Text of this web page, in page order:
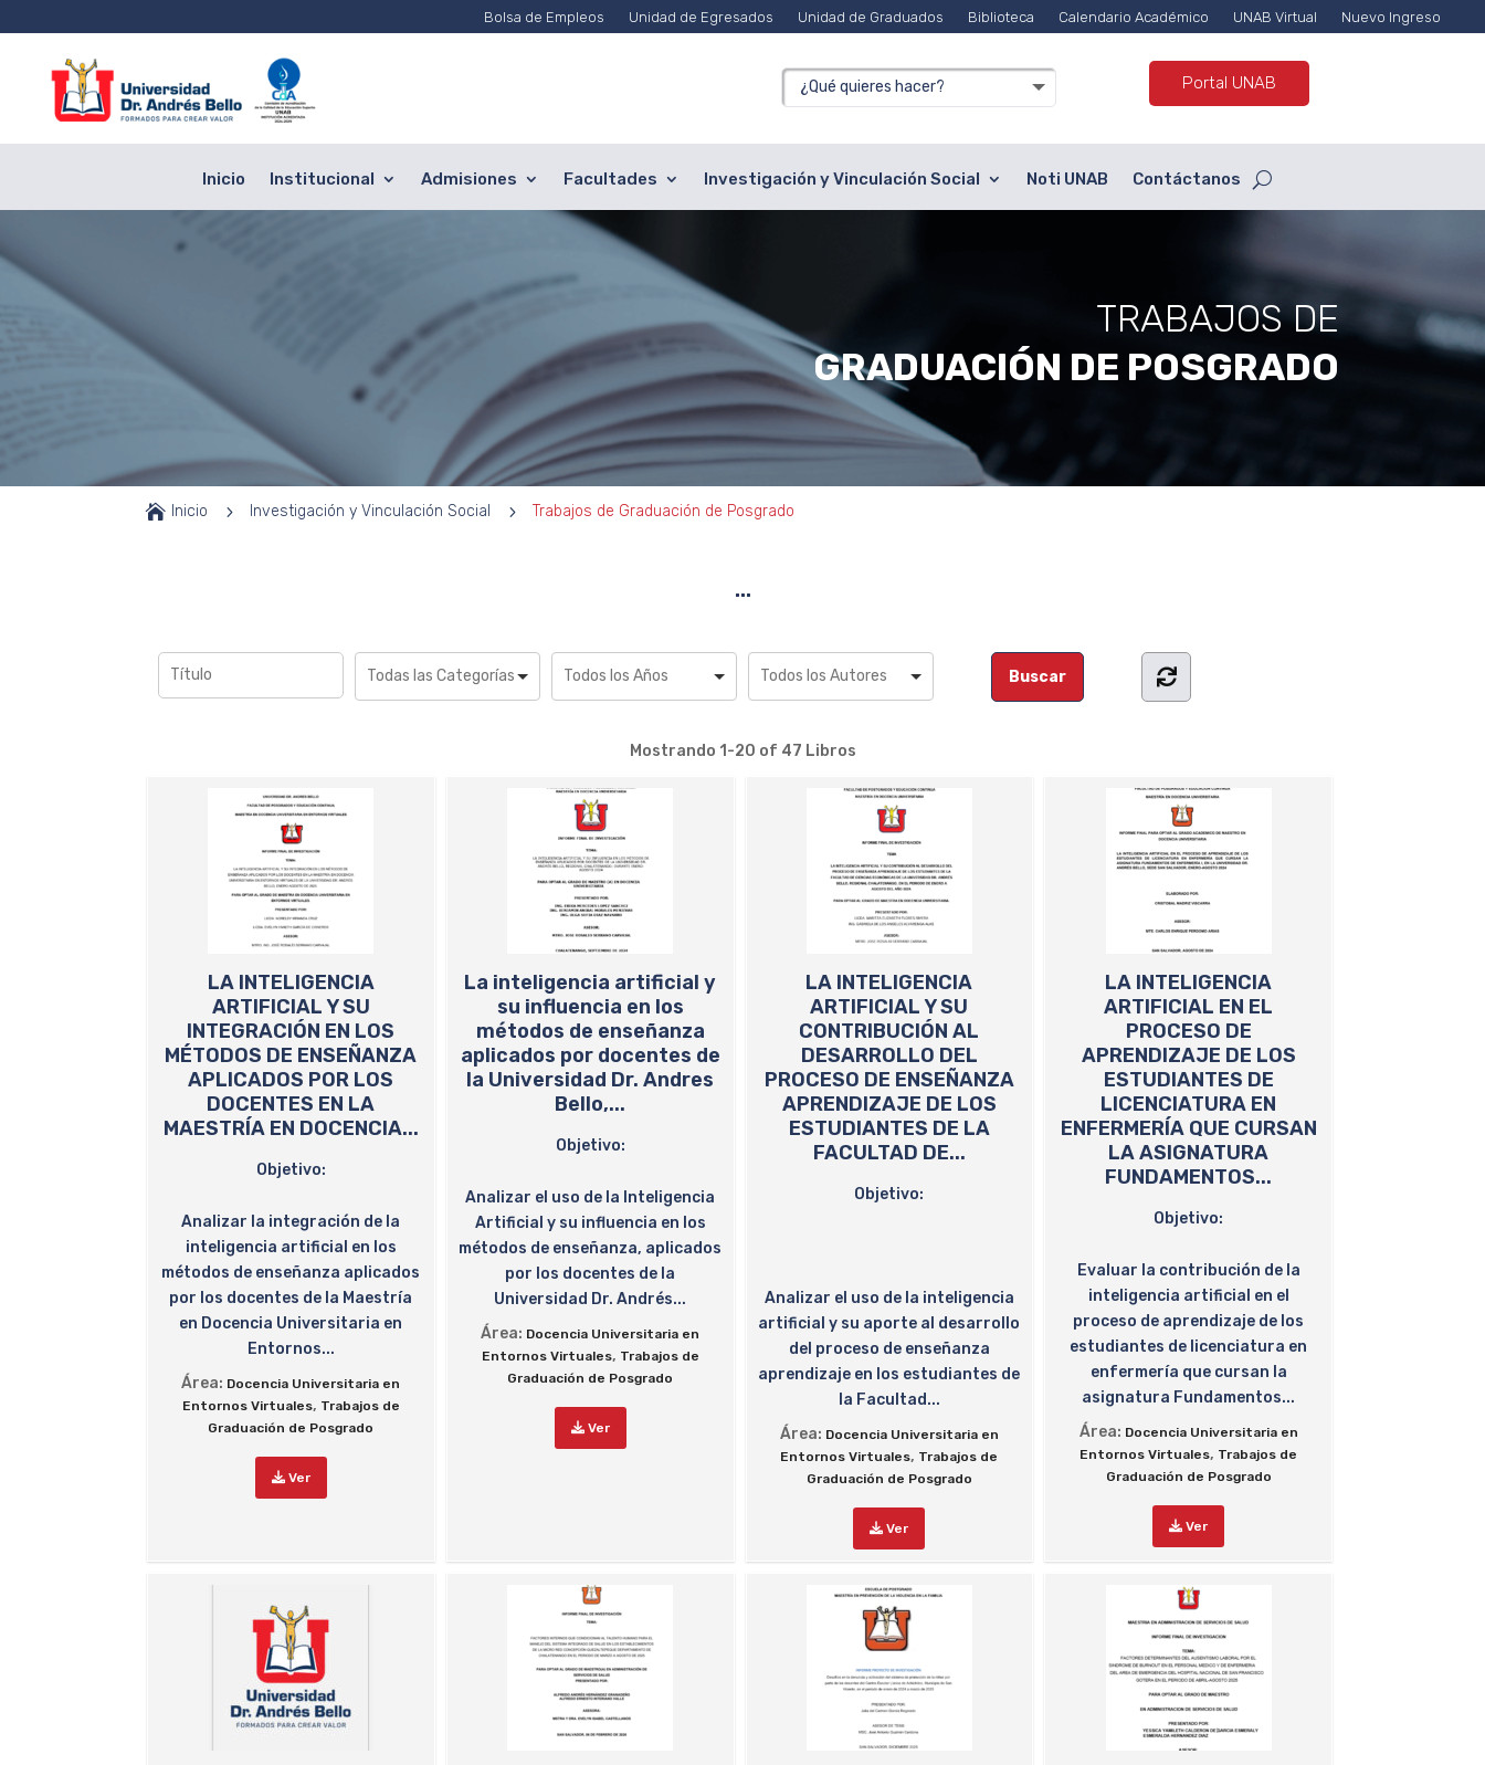
Bolsa de Empleos Unidad de Egresados Unidad de Graduados Biblioteca Calendario Académico UNAB Virtual Nuevo Ingreso
Portal UNAB
Inicio Institucional Admisiones Facultades Investigación y Vinculación Social Noti UNAB Contáctanos
TRABAJOS DE
GRADUACIÓN DE POSGRADO
 Inicio 5 Investigación y Vinculación Social 5 Trabajos de Graduación de Posgrado
…
Mostrando 1-20 of 47 Libros
LA INTELIGENCIA
ARTIFICIAL Y SU
INTEGRACIÓN EN LOS
MÉTODOS DE ENSEÑANZA
APLICADOS POR LOS
DOCENTES EN LA
MAESTRÍA EN DOCENCIA...
Objetivo:
Analizar la integración de la
inteligencia artificial en los
métodos de enseñanza aplicados
por los docentes de la Maestría
en Docencia Universitaria en
Entornos...
Área: Docencia Universitaria en
Entornos Virtuales, Trabajos de
Graduación de Posgrado
Ver
La inteligencia artificial y
su influencia en los
métodos de enseñanza
aplicados por docentes de
la Universidad Dr. Andres
Bello,...
Objetivo:
Analizar el uso de la Inteligencia
Artificial y su influencia en los
métodos de enseñanza, aplicados
por los docentes de la
Universidad Dr. Andrés...
Área: Docencia Universitaria en
Entornos Virtuales, Trabajos de
Graduación de Posgrado
Ver
LA INTELIGENCIA
ARTIFICIAL Y SU
CONTRIBUCIÓN AL
DESARROLLO DEL
PROCESO DE ENSEÑANZA
APRENDIZAJE DE LOS
ESTUDIANTES DE LA
FACULTAD DE...
Objetivo:
Analizar el uso de la inteligencia
artificial y su aporte al desarrollo
del proceso de enseñanza
aprendizaje en los estudiantes de
la Facultad...
Área: Docencia Universitaria en
Entornos Virtuales, Trabajos de
Graduación de Posgrado
Ver
LA INTELIGENCIA
ARTIFICIAL EN EL
PROCESO DE
APRENDIZAJE DE LOS
ESTUDIANTES DE
LICENCIATURA EN
ENFERMERÍA QUE CURSAN
LA ASIGNATURA
FUNDAMENTOS...
Objetivo:
Evaluar la contribución de la
inteligencia artificial en el
proceso de aprendizaje de los
estudiantes de licenciatura en
enfermería que cursan la
asignatura Fundamentos...
Área: Docencia Universitaria en
Entornos Virtuales, Trabajos de
Graduación de Posgrado
Ver